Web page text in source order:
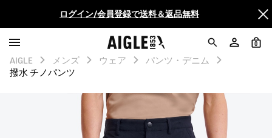
ログイン/会員登録で送料＆返品無料
AIGLE CLUB ポイントサービス終了のお知らせ
【最大50%OFF】FINAL SALEがスタート！
ログイン/会員登録で送料＆返品無料
AIGLE CLUB ポイントサービス終了のお知らせ
0
AIGLE メンズ ウェア
パンツ・デニム
撥水 チノパンツ